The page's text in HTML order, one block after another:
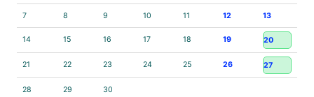
7 8 9 10 11 12 13
14 15 16 17 18 19 20
21 22 23 24 25 26 27
28 29 30